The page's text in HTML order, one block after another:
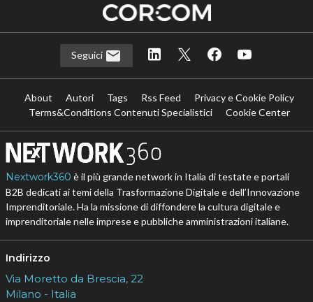
Seguici
About Autori Tags Rss Feed
Privacy e Cookie Policy
Terms&Conditions Contenuti Specialistici
Cookie Center
Nextwork360 è il più grande network in Italia di testate e portali
B2B dedicati ai temi della Trasformazione Digitale e dell’Innovazione
Imprenditoriale. Ha la missione di diffondere la cultura digitale e
imprenditoriale nelle imprese e pubbliche amministrazioni italiane.
Indirizzo
Via Moretto da Brescia, 22
Milano - Italia